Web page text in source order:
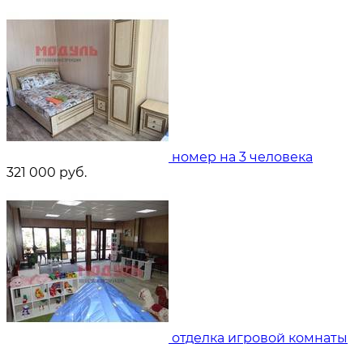
номер на 3 человека
321 000 руб.
отделка игровой комнаты